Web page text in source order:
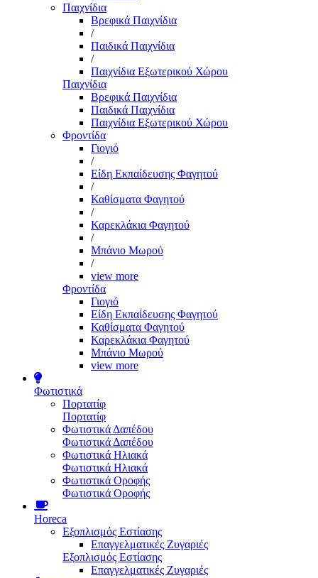
Παιχνίδια
Βρεφικά Παιχνίδια
/
Παιδικά Παιχνίδια
/
Παιχνίδια Εξωτερικού Χώρου
Παιχνίδια
Βρεφικά Παιχνίδια
Παιδικά Παιχνίδια
Παιχνίδια Εξωτερικού Χώρου
Φροντίδα
Γιογιό
/
Είδη Εκπαίδευσης Φαγητού
/
Καθίσματα Φαγητού
/
Καρεκλάκια Φαγητού
/
Μπάνιο Μωρού
/
view more
Φροντίδα
Γιογιό
Είδη Εκπαίδευσης Φαγητού
Καθίσματα Φαγητού
Καρεκλάκια Φαγητού
Μπάνιο Μωρού
view more
Φωτιστικά
Πορτατίφ
Πορτατίφ
Φωτιστικά Δαπέδου
Φωτιστικά Δαπέδου
Φωτιστικά Ηλιακά
Φωτιστικά Ηλιακά
Φωτιστικά Οροφής
Φωτιστικά Οροφής
Horeca
Εξοπλισμός Εστίασης
Επαγγελματικές Ζυγαριές
Εξοπλισμός Εστίασης
Επαγγελματικές Ζυγαριές